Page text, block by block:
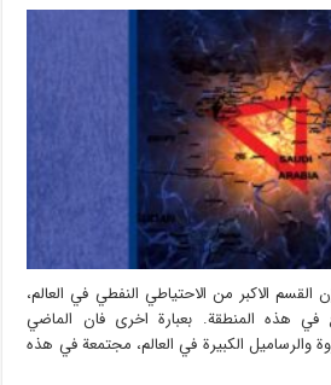
الاكبر من الاحتياطي النفطي في العالم،
في هذه المنطقة. بعبارة اخرى فان الماضي
والرساميل الكبيرة في العالم، مجتمعة في هذه